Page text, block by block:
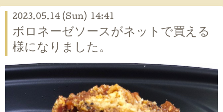
2023.05.14 (Sun) 14:41
ボロネーゼソースがネットで買える
様になりました。